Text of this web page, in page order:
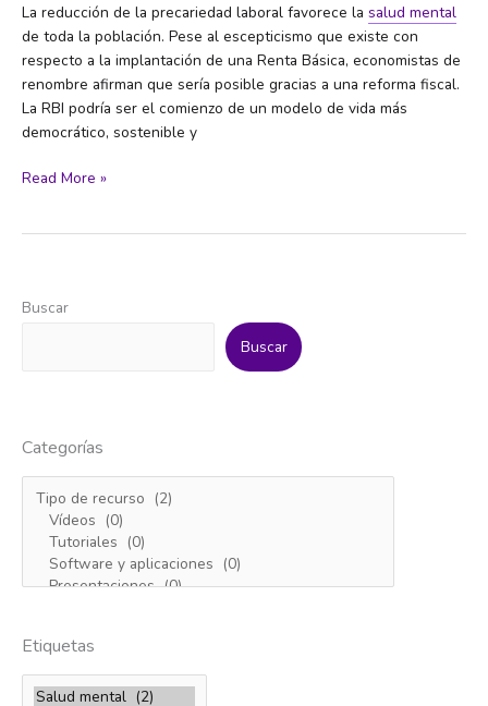
vejez
La reducción de la precariedad laboral favorece la salud mental
de toda la población. Pese al escepticismo que existe con
respecto a la implantación de una Renta Básica, economistas de
renombre afirman que sería posible gracias a una reforma fiscal.
La RBI podría ser el comienzo de un modelo de vida más
democrático, sostenible y
Renta
vivir
de
Renta
Básica
Incondicional
Read More »
Buscar
Buscar
Categorías
Etiquetas